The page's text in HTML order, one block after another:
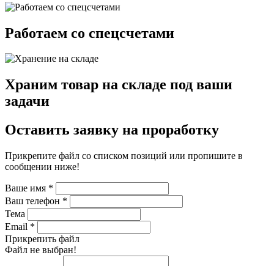
Работаем со спецсчетами
Храним товар на складе под ваши
задачи
Оставить заявку на проработку
Прикрепите файл со списком позиций или пропишите в
сообщении ниже!
Ваше имя *
Ваш телефон *
Тема
Email *
Прикрепить файл
Файл не выбран!